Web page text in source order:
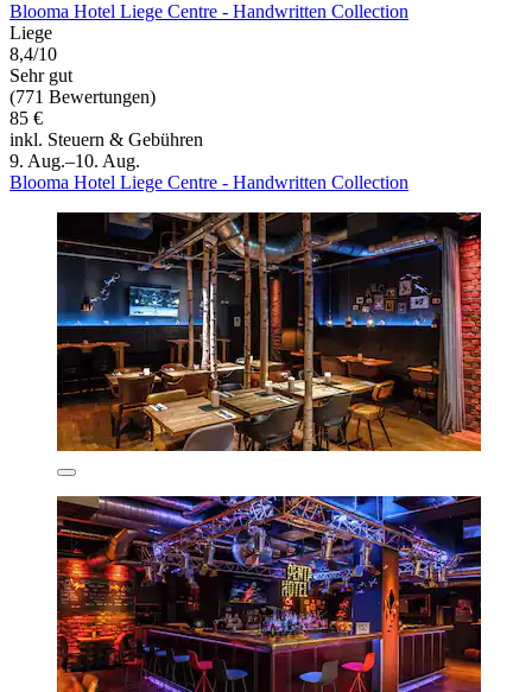
Blooma Hotel Liege Centre - Handwritten Collection
Liege
8,4/10
Sehr gut
(771 Bewertungen)
85 €
inkl. Steuern & Gebühren
9. Aug.–10. Aug.
Blooma Hotel Liege Centre - Handwritten Collection